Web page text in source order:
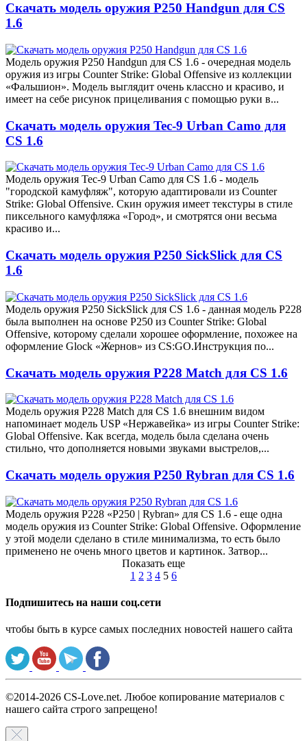
Скачать модель оружия P250 Handgun для CS
1.6
Модель оружия P250 Handgun для CS 1.6 - очередная модель
оружия из игры Counter Strike: Global Offensive из коллекции
«Фальшион». Модель выглядит очень классно и красиво, и
имеет на себе рисунок прицеливания с помощью руки в...
Скачать модель оружия Tec-9 Urban Camo для
CS 1.6
Модель оружия Tec-9 Urban Camo для CS 1.6 - модель
"городской камуфляж", которую адаптировали из Counter
Strike: Global Offensive. Скин оружия имеет текстуры в стиле
пиксельного камуфляжа «Город», и смотрятся они весьма
красиво и...
Скачать модель оружия P250 SickSlick для CS
1.6
Модель оружия P250 SickSlick для CS 1.6 - данная модель P228
была выполнен на основе P250 из Counter Strike: Global
Offensive, которому сделали хорошее оформление, похожее на
оформление Glock «Жернов» из CS:GO.Инструкция по...
Скачать модель оружия P228 Match для CS 1.6
Модель оружия P228 Match для CS 1.6 внешним видом
напоминает модель USP «Нержавейка» из игры Counter Strike:
Global Offensive. Как всегда, модель была сделана очень
стильно, что дополняется новыми звуками выстрелов,...
Скачать модель оружия P250 Rybran для CS 1.6
Модель оружия P228 «P250 | Rybran» для CS 1.6 - еще одна
модель оружия из Counter Strike: Global Offensive. Оформление
у этой модели сделано в стиле минимализма, то есть было
применено не очень много цветов и картинок. Затвор...
Показать еще
1 2 3 4 5 6
Подпишитесь на наши соц.сети
чтобы быть в курсе самых последних новостей нашего сайта
©2014-2026 CS-Love.net. Любое копирование материалов с
нашего сайта строго запрещено!